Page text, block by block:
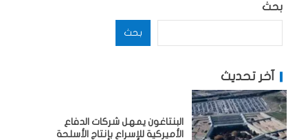
بحث
بحث
آخر تحديث
البنتاغون يمهل شركات الدفاع
الأميركية للإسراع بإنتاج الأسلحة